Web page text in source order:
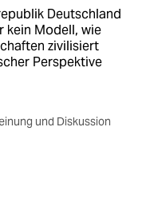
Deutschland
kein Modell, wie
zivilisiert
Perspektive
und Diskussion